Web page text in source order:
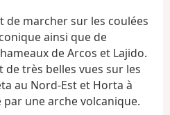
i
marcher sur les coulées
ainsi que de
de Arcos et Lajido.
très belles vues sur les
au Nord-Est et Horta à
une arche volcanique.